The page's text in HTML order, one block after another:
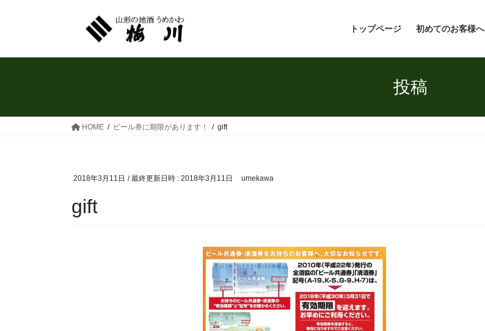
トップページ 初めてのお客様へ
投稿
HOME ビール券に期限があります！ gift
2018年3月11日 / 最終更新日時 : 2018年3月11日 umekawa
gift